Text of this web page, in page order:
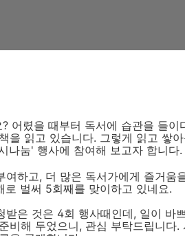
어렸을 때부터 독서에 습관을 들
을 읽고 있습니다. 그렇게 읽고 쌓
나눔' 행사에 참여해 보고자 합니
여하고, 더 많은 독서가에게 즐거움
로 벌써 5회째를 맞이하고 있네요.
받은 것은 4회 행사때인데, 일이 바
비해 두었으니, 관심 부탁드립니다